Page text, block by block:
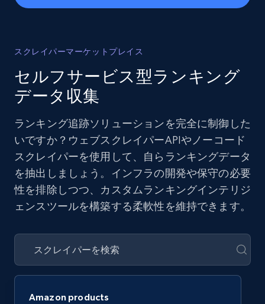
スクレイパーマーケットプレイス
セルフサービス型ランキング
データ収集
ランキング追跡ソリューションを完全に制御した
いですか？ウェブスクレイパーAPIやノーコード
スクレイパーを使用して、自らランキングデータ
を抽出しましょう。インフラの開発や保守の必要
性を排除しつつ、カスタムランキングインテリジ
ェンスツールを構築する柔軟性を維持できます。
Amazon products